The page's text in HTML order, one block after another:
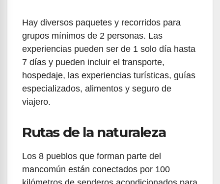
Hay diversos paquetes y recorridos para
grupos mínimos de 2 personas. Las
experiencias pueden ser de 1 solo día hasta
7 días y pueden incluir el transporte,
hospedaje, las experiencias turísticas, guías
especializados, alimentos y seguro de
viajero.
Rutas de la naturaleza
Los 8 pueblos que forman parte del
mancomún están conectados por 100